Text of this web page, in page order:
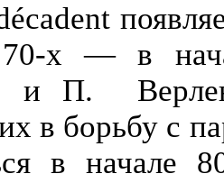
х — в
и П.
в борьбу с
в начале